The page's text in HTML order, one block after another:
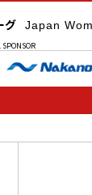
グ Japan
SPONSOR